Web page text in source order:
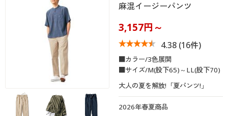
麻混イージーパンツ
3,157円～
4.38(16件)
■カラー/3色展開
■サイズ/M(股下65)～LL(股下70)
大人の夏を解放!「夏パンツ!」
2026年春夏商品